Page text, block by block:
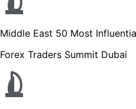
Middle East 50 Most
Forex Traders Summit Dubai